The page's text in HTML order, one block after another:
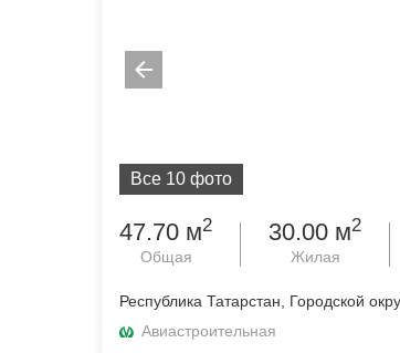
Все 10 фото
47.70 м2
Общая
30.00 м2
Жилая
Республика Татарстан, Городской
Авиастроительная